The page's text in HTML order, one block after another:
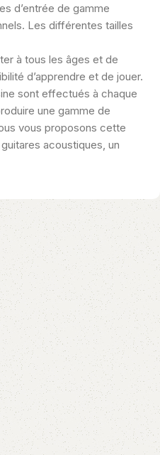
d’entrée de gamme
Les différentes tailles
à tous les âges et de
d’apprendre et de jouer.
sont effectués à chaque
une gamme de
vous proposons cette
acoustiques, un